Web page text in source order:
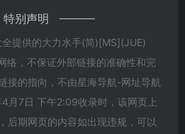
特别声明
提供的大力水手(简)[MS](JUE)
络，不保证外部链接的准确性和完
接的指向，不由星海导航-网址导航
月7日 下午2:09收录时，该网页上
后期网页的内容如出现违规，可以